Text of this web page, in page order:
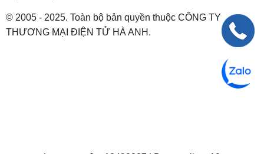
© 2005 - 2025. Toàn bộ bản quyền thuộc CÔNG TY
THƯƠNG MẠI ĐIỆN TỬ HÀ ANH.